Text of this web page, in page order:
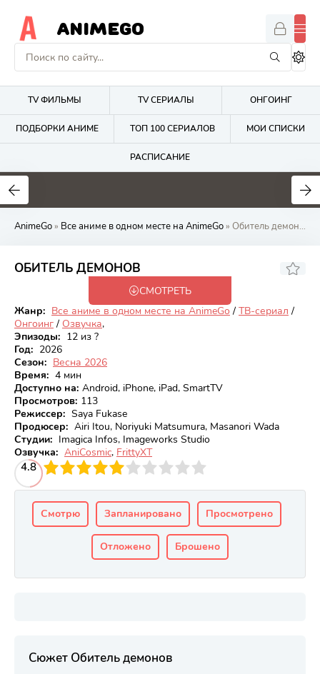
ANIMEGO
TV ФИЛЬМЫ TV СЕРИАЛЫ ОНГОИНГ
ПОДБОРКИ АНИМЕ ТОП 100 СЕРИАЛОВ МОИ СПИСКИ
РАСПИСАНИЕ
1.7
AnimeGo» Все аниме в одном месте на AnimeGo» Обитель демонов
ОБИТЕЛЬ ДЕМОНОВ
5.34
СМОТРЕТЬ
Жанр: Все аниме в одном месте на AnimeGo / ТВ-сериал /
Онгоинг / Озвучка,
Эпизоды: 12 из ?
Год: 2026
Сезон: Весна 2026
Время: 4 мин
Доступно на: Android, iPhone, iPad, SmartTV
Просмотров: 113
Режиссер: Saya Fukase
Продюсер: Airi Itou, Noriyuki Matsumura, Masanori Wada
Студии: Imagica Infos, Imageworks Studio
Озвучка: AniCosmic, FrittyXT
4.8
4 5 6 7 8 9 10
Смотрю Запланировано Просмотрено
Отложено Брошено
Сюжет Обитель демонов